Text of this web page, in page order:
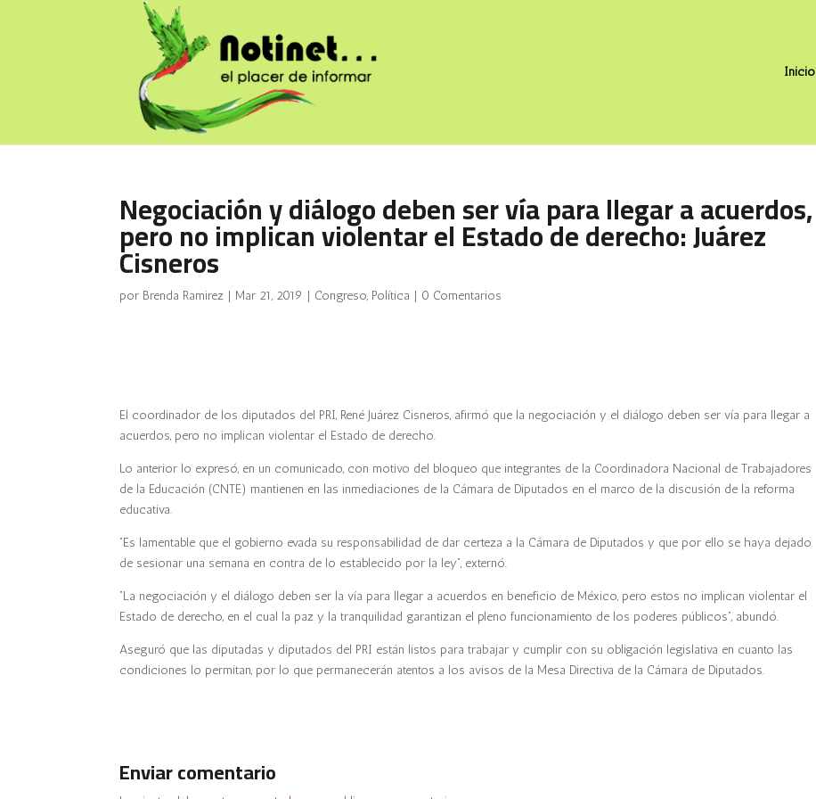
Inicio
Negociación y diálogo deben ser vía para llegar a acuerdos,
pero no implican violentar el Estado de derecho: Juárez
Cisneros
por Brenda Ramirez | Mar 21, 2019 | Congreso, Política | 0 Comentarios
El coordinador de los diputados del PRI, René Juárez Cisneros, afirmó que la negociación y el diálogo deben ser vía para llegar a
acuerdos, pero no implican violentar el Estado de derecho.
Lo anterior lo expresó, en un comunicado, con motivo del bloqueo que integrantes de la Coordinadora Nacional de Trabajadores
de la Educación (CNTE) mantienen en las inmediaciones de la Cámara de Diputados en el marco de la discusión de la reforma
educativa.
“Es lamentable que el gobierno evada su responsabilidad de dar certeza a la Cámara de Diputados y que por ello se haya dejado
de sesionar una semana en contra de lo establecido por la ley”, externó.
“La negociación y el diálogo deben ser la vía para llegar a acuerdos en beneficio de México, pero estos no implican violentar el
Estado de derecho, en el cual la paz y la tranquilidad garantizan el pleno funcionamiento de los poderes públicos”, abundó.
Aseguró que las diputadas y diputados del PRI están listos para trabajar y cumplir con su obligación legislativa en cuanto las
condiciones lo permitan, por lo que permanecerán atentos a los avisos de la Mesa Directiva de la Cámara de Diputados.
Enviar comentario